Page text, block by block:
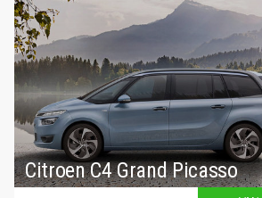
Citroen C4 Grand Picasso